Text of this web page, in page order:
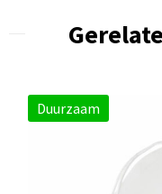
Duurzaam